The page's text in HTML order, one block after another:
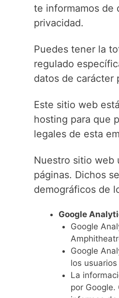
te informamos de
privacidad.
Puedes tener la
regulado
datos de carácter
Este sitio web
hosting para que
legales de esta
Nuestro sitio web
páginas. Dichos
demográficos de
Google
Google
Google
los
La
por